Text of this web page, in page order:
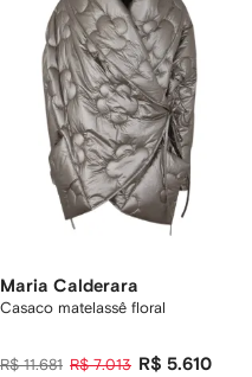
Maria Calderara
Casaco matelassê floral
R$ 11.681 R$ 7.013 R$ 5.610